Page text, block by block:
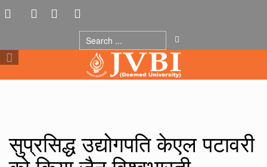
सुप्रसिद्ध उद्योगपति केएल पटावरी